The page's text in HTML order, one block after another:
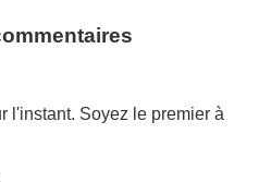
l'instant. Soyez le premier à